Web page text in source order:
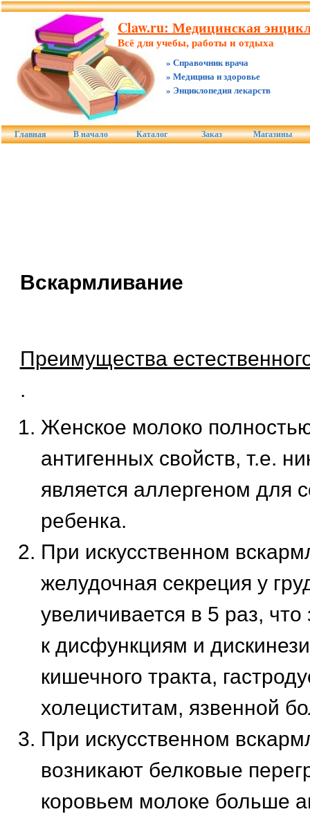
Claw.ru: Медицинская
Всё для учебы, работы и отдыха
» Справочник врача
» Медицина и здоровье
» Энциклопедия лекарств
Главная В начало Каталог Заказ Магазины
Вскармливание
Преимущества
.
Женское молоко
антигенных свойств, т.е.
является аллергеном для
ребенка.
При искусственном
желудочная секреция у
увеличивается в 5 раз,
к дисфункциям и
кишечного тракта,
холециститам, язвенной
При искусственном
возникают белковые
коровьем молоке больше